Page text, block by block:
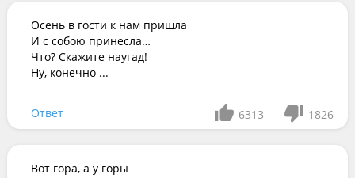
Осень в гости к нам пришла
И с собою принесла…
Что? Скажите наугад!
Ну, конечно ...
Ответ 6313 1826
Вот гора, а у горы